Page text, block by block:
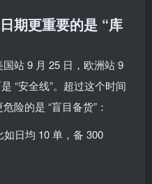
期更重要的是 “库
站 9 月 25 日，欧洲站 9
“安全线”。超过这个时间
险的是 “盲目备货”：
日均 10 单，备 300